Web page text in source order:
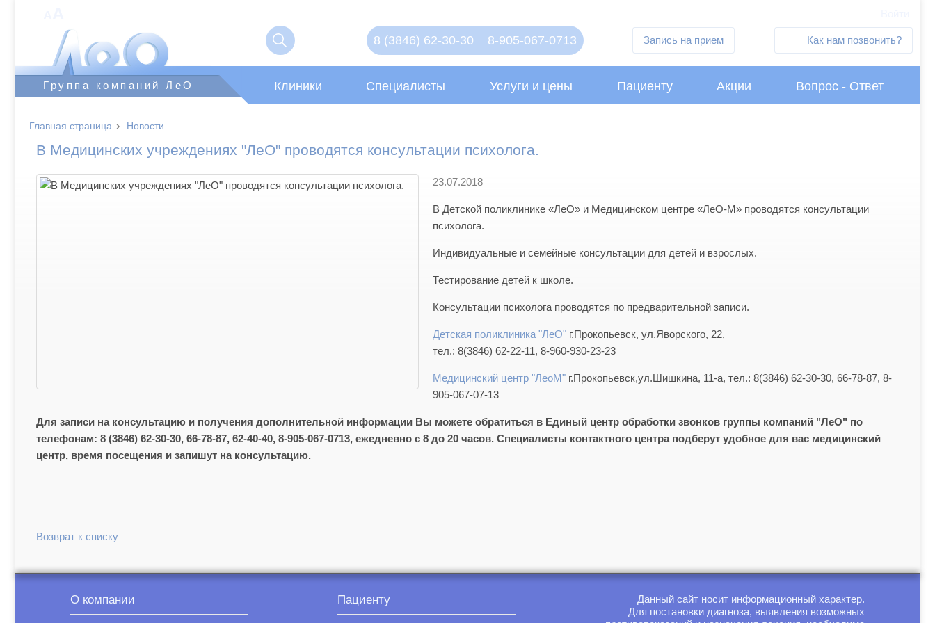
Группа компаний ЛеО
8 (3846) 62-30-30 8-905-067-0713 Запись на прием Как нам позвонить?
Клиники Специалисты Услуги и цены Пациенту Акции Вопрос - Ответ
Главная страница › Новости
В Медицинских учреждениях "ЛеО" проводятся консультации психолога.
23.07.2018
В Детской поликлинике «ЛеО» и Медицинском центре «ЛеО-М» проводятся консультации
психолога.
Индивидуальные и семейные консультации для детей и взрослых.
Тестирование детей к школе.
Консультации психолога проводятся по предварительной записи.
Детская поликлиника "ЛеО" г.Прокопьевск, ул.Яворского, 22,
тел.: 8(3846) 62-22-11, 8-960-930-23-23
Медицинский центр "ЛеоМ" г.Прокопьевск,ул.Шишкина, 11-а, тел.: 8(3846) 62-30-30, 66-78-87, 8-
905-067-07-13
Для записи на консультацию и получения дополнительной информации Вы можете обратиться в Единый центр обработки звонков группы компаний "ЛеО" по
телефонам: 8 (3846) 62-30-30, 66-78-87, 62-40-40, 8-905-067-0713, ежедневно с 8 до 20 часов. Специалисты контактного центра подберут удобное для вас медицинский
центр, время посещения и запишут на консультацию.
Возврат к списку
О компании Пациенту
Данный сайт носит информационный характер.
Для постановки диагноза, выявления возможных